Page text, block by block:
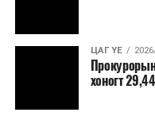
тогтолцоо бүрдэх ач
ЦАГ ҮЕ
хоногт